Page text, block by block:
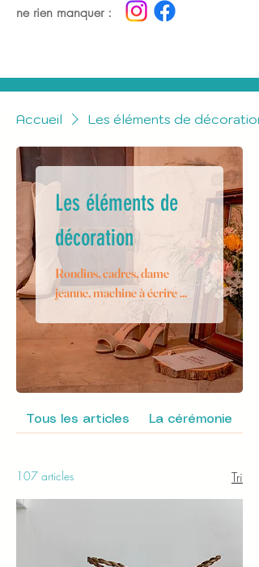
ne rien manquer :
Accueil Les éléments de décoration
Les éléments de
décoration
Rondins, cadres, dame
jeanne, machine à écrire ...
Tous les articles La cérémonie
107 articles Tri